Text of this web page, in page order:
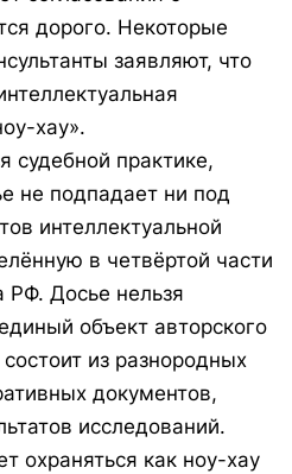
дорого. Некоторые
заявляют, что
хау».
судебной практике,
не подпадает ни под
интеллектуальной
в четвёртой части
РФ. Досье нельзя
объект авторского
из разнородных
документов,
исследований.
охраняться как ноу-хау